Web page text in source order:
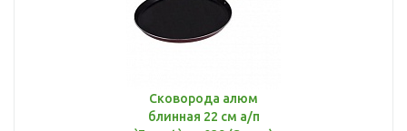
Сковорода алюм
блинная 22 см а/п